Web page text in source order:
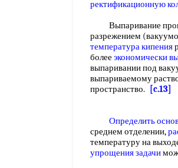
ректификационную
Выпаривание
разрежением
температура кипения
более экономически
выпаривании под
выпариваемому
пространство.
[c.13]
Определить
среднем отделении,
температуру на
упрощения задачи